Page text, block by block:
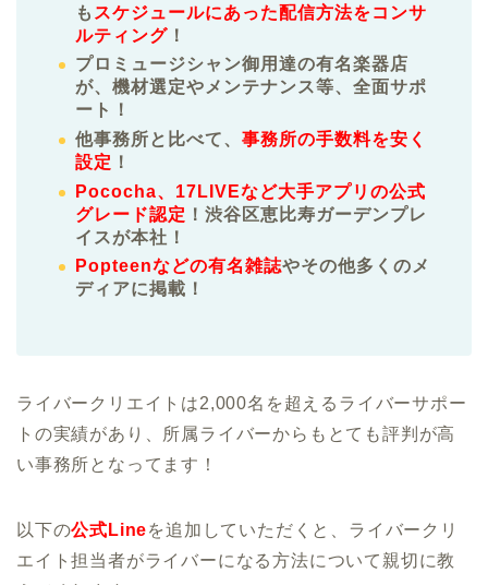
も スケジュールにあった配信方法をコンサ
ルティング ！
プロミュージシャン御用達の有名楽器店
が、機材選定やメンテナンス等、全面サポ
ート！
他事務所と比べて、 事務所の手数料を安く
設定 ！
Pococha、17LIVEなど大手アプリの公式
グレード認定 ！渋谷区恵比寿ガーデンプレ
イスが本社！
Popteenなどの有名雑誌やその他多くのメ
ディアに掲載！
ライバークリエイトは2,000名を超えるライバーサポー
トの実績があり、所属ライバーからもとても評判が高
い事務所となってます！
以下の公式Lineを追加していただくと、ライバークリ
エイト担当者がライバーになる方法について親切に教